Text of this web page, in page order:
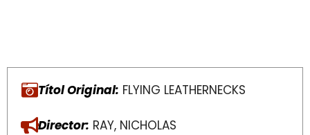
Títol Original: FLYING LEATHERNECKS
Director: RAY, NICHOLAS